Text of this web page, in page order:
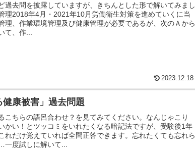
過去問を披露していますが、きちんとした形で解いてみまし
理2018年4月・2021年10月労働衛生対策を進めていくに当
理、作業環境管理及び健康管理が必要であるが、次のＡから
て、作...
2023.12.18
健康被害」過去問題
こちらの語呂合わせ？を見てみてください。なんじゃこり
かい！とツッコミをいれたくなる暗記法ですが、受験後1年
れだけ覚えていれば全問正答できます。忘れたくても忘れら
一度試しに解いて...